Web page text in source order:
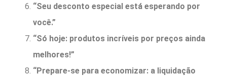
“Seu desconto especial está esperando por
você.”
“Só hoje: produtos incríveis por preços ainda
melhores!”
“Prepare-se para economizar: a liquidação